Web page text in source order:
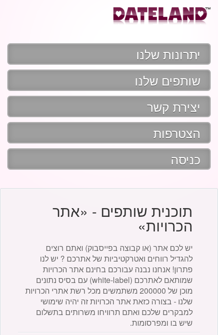
יתרונות שלנו
שותפים שלנו
יצירת קשר
הצטרפות
כניסה
תוכנית שותפים - «אתר
הכרויות»
יש לכם אתר (או קבוצה בפייסבוק) ואתם רוצים
להגדיל רווחים ואטרקטיביות של אתרכם ? יש לנו
פתרון! אנחנו נבנה עבורכם בחינם אתר הכרויות
שמותאם לאתרכם (white-label) עם בסיס נתונים
מוכן של 200000 משתמשים מכל רשת אתרי הכרויות
שלנו - בצורה כזאת אתר הכרויות זה יהיה שימושי
למבקרים שלכם ואתם תרוויחו משרותים בתשלום
שיש בו ומפרסומות.